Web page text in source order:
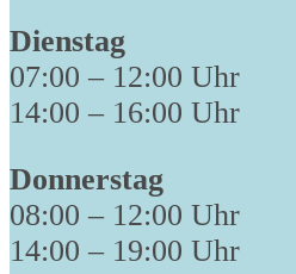
Dienstag
07:00 – 12:00 Uhr
14:00 – 16:00 Uhr
Donnerstag
08:00 – 12:00 Uhr
14:00 – 19:00 Uhr